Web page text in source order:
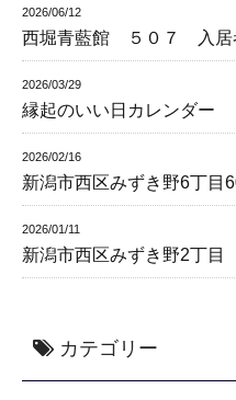
2026/06/12
西堀青藍館 ５０７ 入居
2026/03/29
縁起のいい日カレンダー
2026/02/16
新潟市西区みずき野6丁
2026/01/11
新潟市西区みずき野2丁
カテゴリー